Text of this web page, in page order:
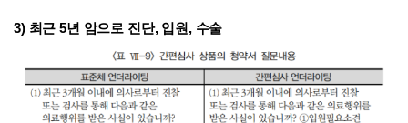
3) 최근 5년 암으로 진단, 입원, 수술